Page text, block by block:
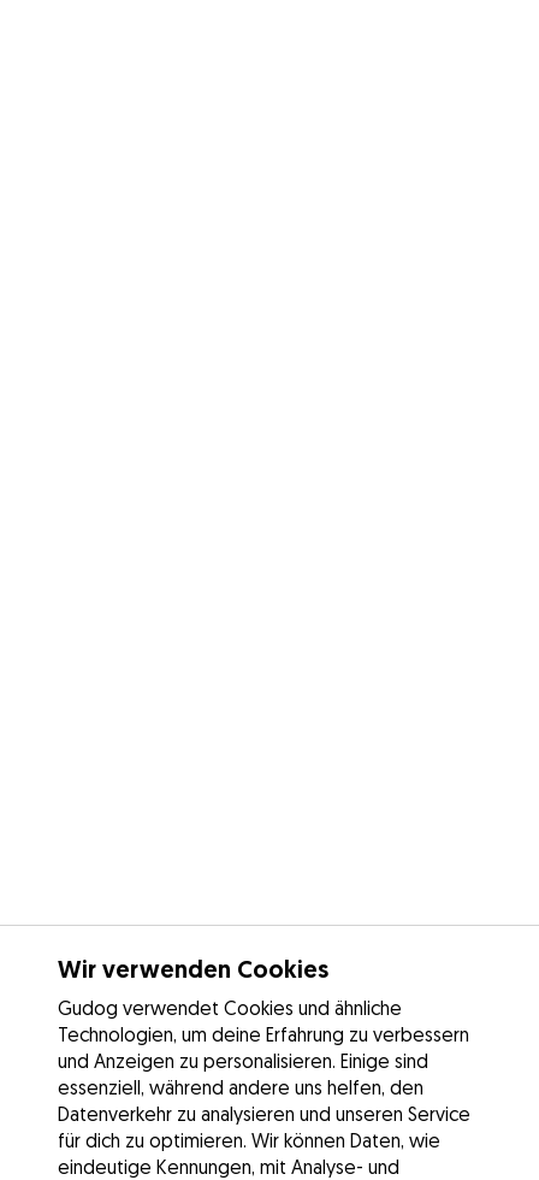
Wir verwenden Cookies
Gudog verwendet Cookies und ähnliche
Technologien, um deine Erfahrung zu verbessern
und Anzeigen zu personalisieren. Einige sind
essenziell, während andere uns helfen, den
Datenverkehr zu analysieren und unseren Service
für dich zu optimieren. Wir können Daten, wie
eindeutige Kennungen, mit Analyse- und